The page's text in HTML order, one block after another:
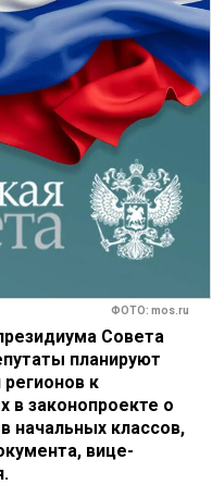
ФОТО: mos.ru
Совета
планируют
к
в законопроекте о
начальных классов,
вице-